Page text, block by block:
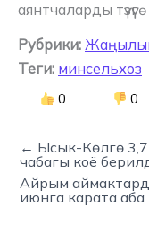
аянтчаларды
Рубрики:
Теги: минсельхоз
0 0
← Ысык-Көлгө
чабагы коё
Айрым
июнга карата